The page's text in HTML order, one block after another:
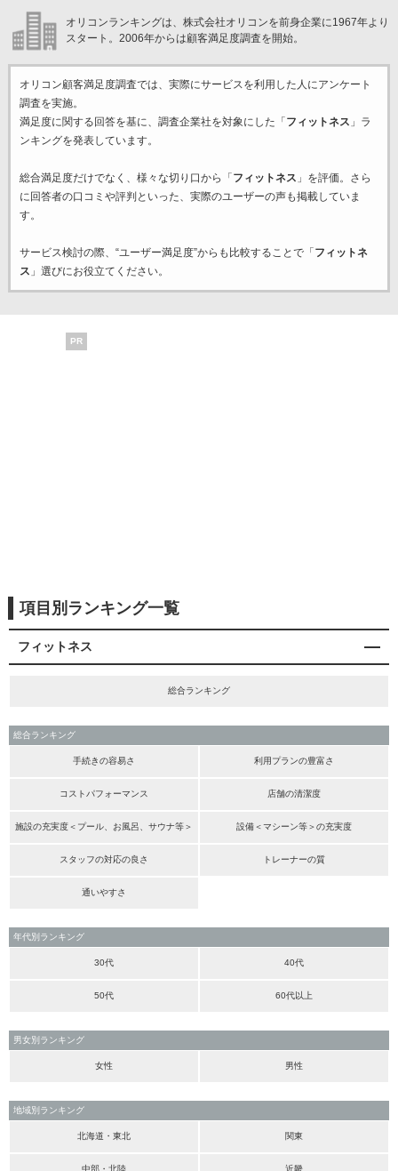
オリコンランキングは、株式会社オリコンを前身企業に1967年より
スタート。2006年からは顧客満足度調査を開始。
オリコン顧客満足度調査では、実際にサービスを利用した 人にアンケート
調査を実施。
満足度に関する回答を基に、調査企業社を対象にした「 フィットネス 」ラ
ンキングを発表しています。
総合満足度だけでなく、様々な切り口から「 フィットネス 」を評価。さら
に回答者の口コミや評判といった、実際のユーザーの声も掲載していま
す。
サービス検討の際、“ユーザー満足度”からも比較することで「 フィットネ
ス 」選びにお役立てください。
PR
項目別ランキング一覧
フィットネス
総合ランキング
総合ランキング
手続きの容易さ 利用プランの豊富さ
コストパフォーマンス 店舗の清潔度
施設の充実度＜プール、お風呂、サウナ等＞ 設備＜マシーン等＞の充実度
スタッフの対応の良さ トレーナーの質
通いやすさ
年代別ランキング
30代 40代
50代 60代以上
男女別ランキング
女性 男性
地域別ランキング
北海道・東北 関東
中部・北陸 近畿